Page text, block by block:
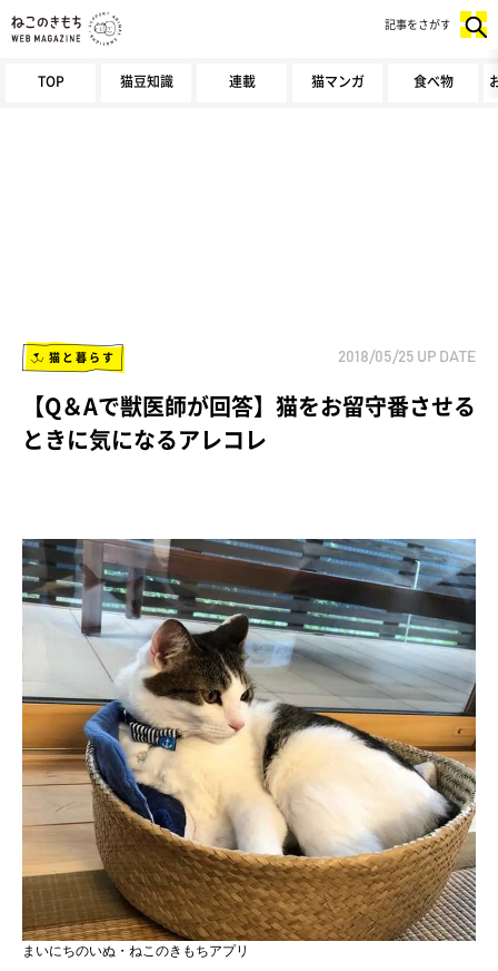
TOP 猫豆知識 連載 猫マンガ 食べ物
記事をさがす
猫と暮らす 2018/05/25 UP DATE
【Q＆Aで獣医師が回答】猫をお留守番させる
ときに気になるアレコレ
まいにちのいぬ・ねこのきもちアプリ